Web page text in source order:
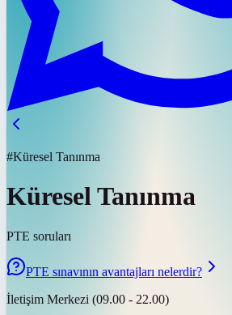
#Küresel Tanınma
Küresel Tanınma
PTE soruları
PTE sınavının avantajları nelerdir?
İletişim Merkezi (09.00 - 22.00)